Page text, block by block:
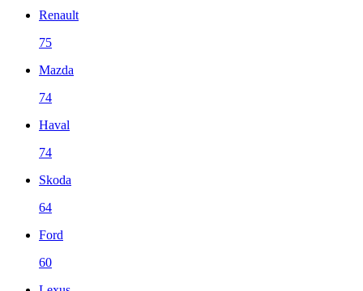
Renault
75
Mazda
74
Haval
74
Skoda
64
Ford
60